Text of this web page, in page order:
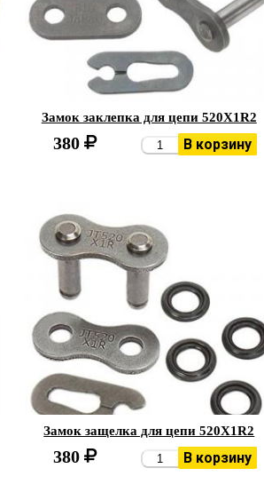
Замок заклепка для цепи 520X1R2
380 В корзину
Замок защелка для цепи 520X1R2
380 В корзину